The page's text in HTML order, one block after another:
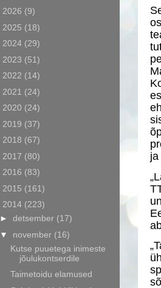
2026 (9)
2025 (18)
2024 (29)
2023 (51)
2022 (14)
2021 (24)
2020 (24)
2019 (37)
2018 (67)
2017 (80)
2016 (83)
2015 (161)
2014 (223)
► detsember (17)
▼ november (16)
Kutse puuetega inimeste
jõulukontserdile
Taimetoidu elamused